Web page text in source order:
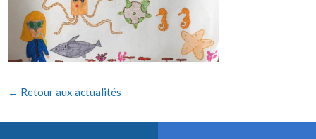
← Retour aux actualités